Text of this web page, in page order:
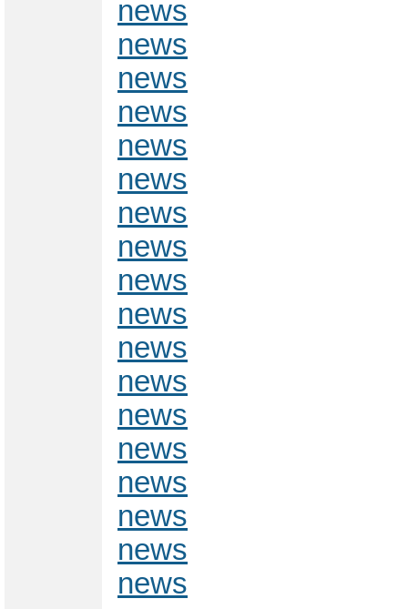
news
news
news
news
news
news
news
news
news
news
news
news
news
news
news
news
news
news